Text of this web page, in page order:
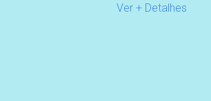
Ver + Detalhes